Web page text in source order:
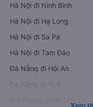
Hà Nội đi Ninh Bình
Hà Nội đi Hạ Long
Hà Nội đi Sa Pa
Hà Nội đi Tam Đảo
Đà Nẵng đi Hội An
Xem